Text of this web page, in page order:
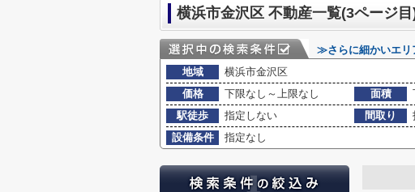
横浜市金沢区 不動産一覧(3ページ目
≫さらに細かいエリ
地域
横浜市金沢区
価格
下限なし～上限なし 面積
駅徒歩
指定しない 間取り
設備条件
指定なし